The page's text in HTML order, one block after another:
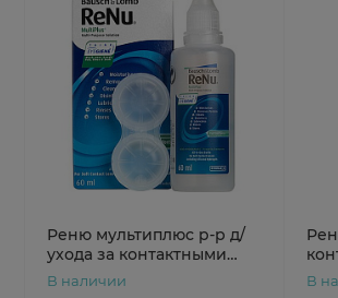
Реню мультиплюс р-р д/
ухода за контактными
линзами 60мл
В наличии В